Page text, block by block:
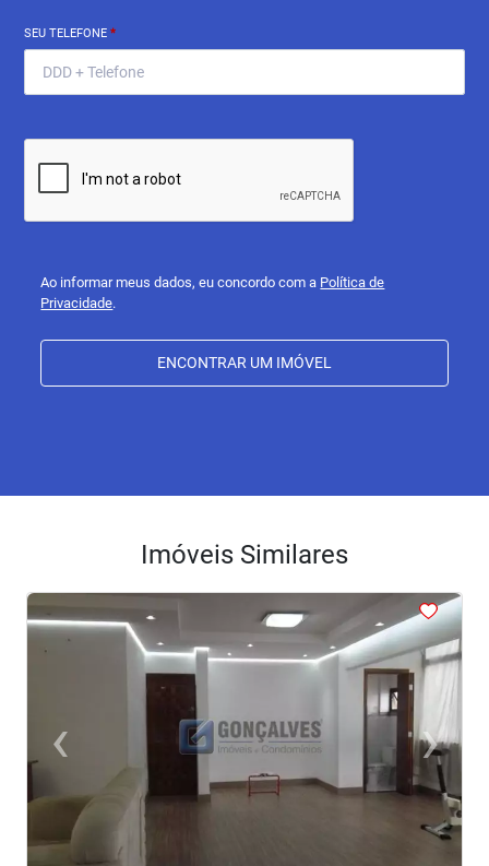
SEU TELEFONE*
Ao informar meus dados, eu concordo com a Política de
Privacidade.
ENCONTRAR UM IMÓVEL
Imóveis Similares
<
‹Previous ›Next